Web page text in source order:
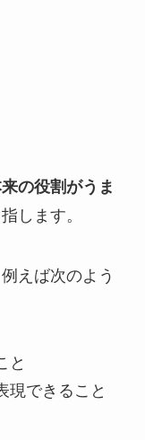
の役割がうま
します。
えば次のよう
と
現できること